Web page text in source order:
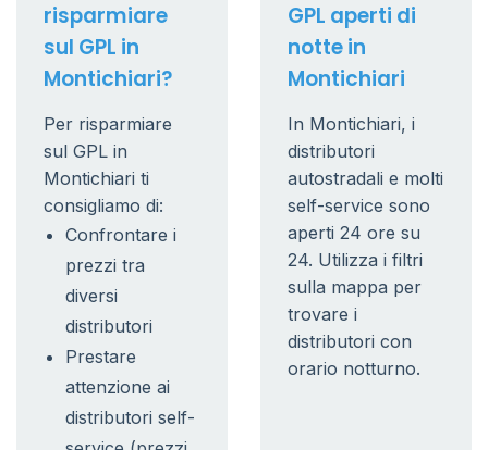
risparmiare
sul GPL in
Montichiari?
Per risparmiare
sul GPL in
Montichiari ti
consigliamo di:
Confrontare i
prezzi tra
diversi
distributori
Prestare
attenzione ai
distributori self-
GPL aperti di
notte in
Montichiari
In Montichiari, i
distributori
autostradali e molti
self-service sono
aperti 24 ore su
24. Utilizza i filtri
sulla mappa per
trovare i
distributori con
orario notturno.